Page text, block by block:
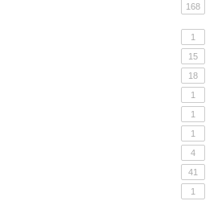
168
1
15
18
1
1
1
4
41
1